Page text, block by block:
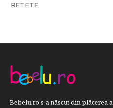
RETETE
Bebelu.ro s-a născut din plăcerea